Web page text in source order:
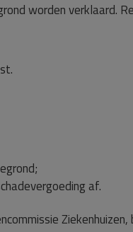
worden verklaard.
af.